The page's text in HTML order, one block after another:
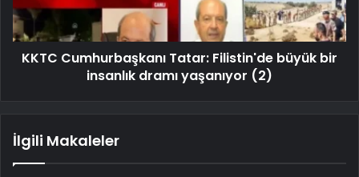
KKTC Cumhurbaşkanı Tatar: Filistin'de büyük bir
insanlık dramı yaşanıyor (2)
İlgili Makaleler